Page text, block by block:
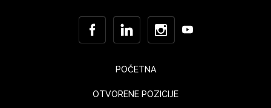
POČETNA
OTVORENE POZICIJE